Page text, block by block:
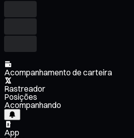
Acompanhamento de carteira
Rastreador
Posições
Acompanhando
App